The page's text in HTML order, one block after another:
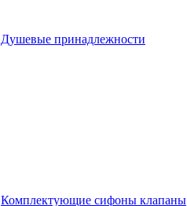
Душевые принадлежности
Комплектующие сифоны клапаны